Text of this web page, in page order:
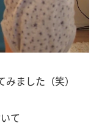
ました（笑）
て